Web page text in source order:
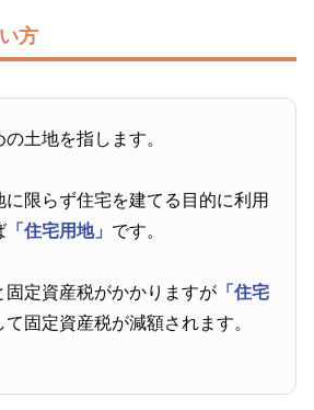
方
土地を指します。
に限らず住宅を建てる目的に利用
「住宅用地」 です。
固定資産税がかかりますが 「住宅
て固定資産税が減額されます。